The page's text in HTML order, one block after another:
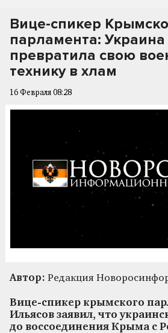
Вице-спикер
парламента: Украина
превратила свою
технику в хлам
16 Февраля 08:28
Автор: Редакция
Вице-спикер крымского
Ильясов заявил, что
до воссоединения Крыма с